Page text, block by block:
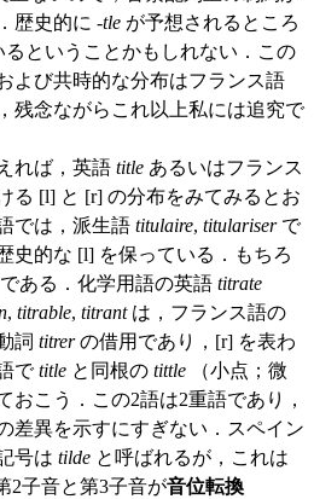
歴史的に -tle が予想されるところ
るということかもしれない．この
よび共時的な分布はフランス語
残念ながらこれ以上私には追究で
れば，英語 title あるいはフランス
る [l] と [r] の分布をみてみるとお
では，派生語 titulaire, titulariserで
史的な [l] を保っている．もちろ
ある．化学用語の英語 titrate
, titrable, titrantは，フランス語の
詞 titrerの借用であり，[r] を表わ
でtitle と同根の tittle （小点；微
おこう．この2語は2重語であり，
差異を示すにすぎない．スペイン
号は tilde と呼ばれるが，これは
2子音と第3子音が音位転換